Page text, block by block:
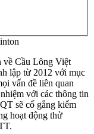
về Cầu Lông Việt
lập từ 2012 với mục
vấn đề liên quan
với các thông tin
sẽ cố gắng kiểm
hoạt động thử